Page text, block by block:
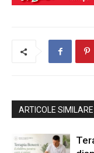
ARTICOLE SIMILARE